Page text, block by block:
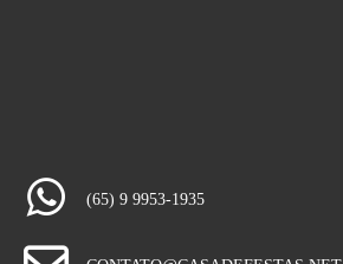
(65) 9 9953-1935